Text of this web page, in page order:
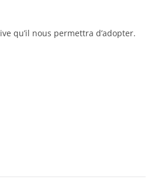
qu’il nous permettra d’adopter.